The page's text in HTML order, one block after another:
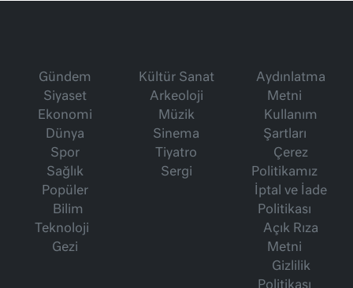
Gündem
Siyaset
Ekonomi
Dünya
Spor
Sağlık
Popüler
Bilim
Teknoloji
Gezi
Kültür Sanat
Arkeoloji
Müzik
Sinema
Tiyatro
Sergi
Aydınlatma
Metni
Kullanım
Şartları
Çerez
Politikamız
İptal ve İade
Politikası
Açık Rıza
Metni
Gizlilik